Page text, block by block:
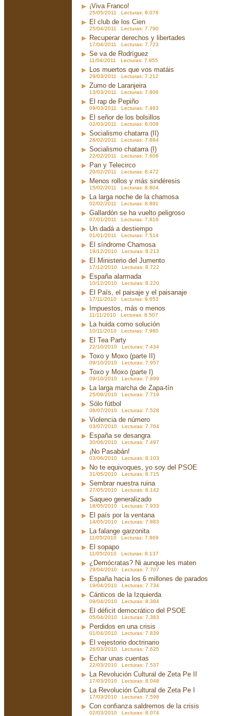
¡Viva Franco!
25/05/2011 Lecturas: 8.076
El club de los Cien
25/04/2011 Lecturas: 7.790
Recuperar derechos y libertades
17/04/2011 Lecturas: 7.723
Se va de Rodríguez
11/04/2011 Lecturas: 7.855
Los muertos que vos matáis
29/03/2011 Lecturas: 7.212
Zumo de Laranjeira
13/03/2011 Lecturas: 7.806
El rap de Pepiño
09/03/2011 Lecturas: 7.493
El señor de los bolsillos
02/03/2011 Lecturas: 8.009
Socialismo chatarra (II)
28/02/2011 Lecturas: 7.884
Socialismo chatarra (I)
22/02/2011 Lecturas: 7.606
Pan y Telecirco
20/02/2011 Lecturas: 8.472
Menos rollos y más sindéresis
15/02/2011 Lecturas: 8.804
La larga noche de la chamosa
02/02/2011 Lecturas: 8.891
Gallardón se ha vuelto peligroso
07/01/2011 Lecturas: 7.816
Un dadá a destiempo
01/01/2011 Lecturas: 7.514
El síndrome Chamosa
19/12/2010 Lecturas: 8.213
El Ministerio del Jumento
17/12/2010 Lecturas: 8.722
España alarmada
10/12/2010 Lecturas: 8.220
El País, el paisaje y el paisanaje
17/11/2010 Lecturas: 9.653
Impuestos, más o menos
11/11/2010 Lecturas: 8.507
La huida como solución
10/11/2010 Lecturas: 7.980
El Tea Party
22/10/2010 Lecturas: 7.434
Toxo y Moxo (parte II)
09/10/2010 Lecturas: 7.957
Toxo y Moxo (parte I)
09/10/2010 Lecturas: 7.899
La larga marcha de Zapa-tín
25/09/2010 Lecturas: 7.719
Sólo fútbol
06/07/2010 Lecturas: 7.528
Violencia de número
03/07/2010 Lecturas: 7.764
España se desangra
30/06/2010 Lecturas: 7.497
¡No Pasabán!
03/06/2010 Lecturas: 8.103
No te equivoques, yo soy del PSOE
31/05/2010 Lecturas: 8.715
Sembrar nuestra ruina
27/05/2010 Lecturas: 8.142
Saqueo generalizado
18/05/2010 Lecturas: 7.933
El país por la ventana
14/05/2010 Lecturas: 7.883
La falange garzonita
11/05/2010 Lecturas: 7.869
El sopapo
11/05/2010 Lecturas: 8.137
¿Demócratas? Ni aunque les maten
29/04/2010 Lecturas: 7.707
España hacia los 6 millones de parados
19/04/2010 Lecturas: 7.734
Cánticos de la Izquierda
09/04/2010 Lecturas: 8.384
El déficit democrático del PSOE
05/04/2010 Lecturas: 7.383
Perdidos en una crisis
01/04/2010 Lecturas: 7.839
El vejestorio doctrinario
26/03/2010 Lecturas: 7.625
Echar unas cuentas
22/03/2010 Lecturas: 7.537
La Revolución Cultural de Zeta Pe II
17/03/2010 Lecturas: 8.048
La Revolución Cultural de Zeta Pe I
17/03/2010 Lecturas: 7.598
Con confianza saldremos de la crisis
02/03/2010 Lecturas: 8.074